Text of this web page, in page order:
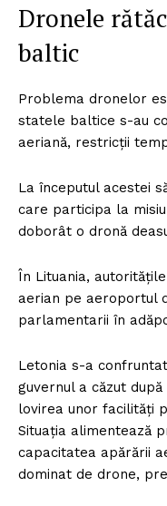
Dronele
baltic
Problema dronelor
statele baltice s-au
aeriană, restricții
La începutul acestei
care participa la
doborât o dronă
În Lituania,
aerian pe aeroportul
parlamentarii în
Letonia s-a
guvernul a căzut
lovirea unor facilități
Situația alimentează
capacitatea apărării
dominat de drone,